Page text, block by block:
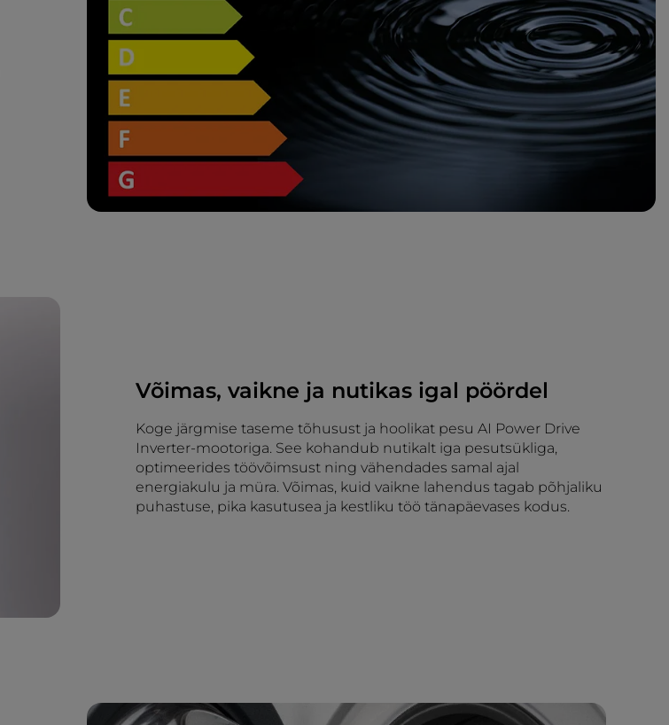
Võimas, vaikne ja nutikas igal pöördel
Koge järgmise taseme tõhusust ja hoolikat pesu AI Power Drive
Inverter-mootoriga. See kohandub nutikalt iga pesutsükliga,
optimeerides töövõimsust ning vähendades samal ajal
energiakulu ja müra. Võimas, kuid vaikne lahendus tagab põhjaliku
puhastuse, pika kasutusea ja kestliku töö tänapäevases kodus.